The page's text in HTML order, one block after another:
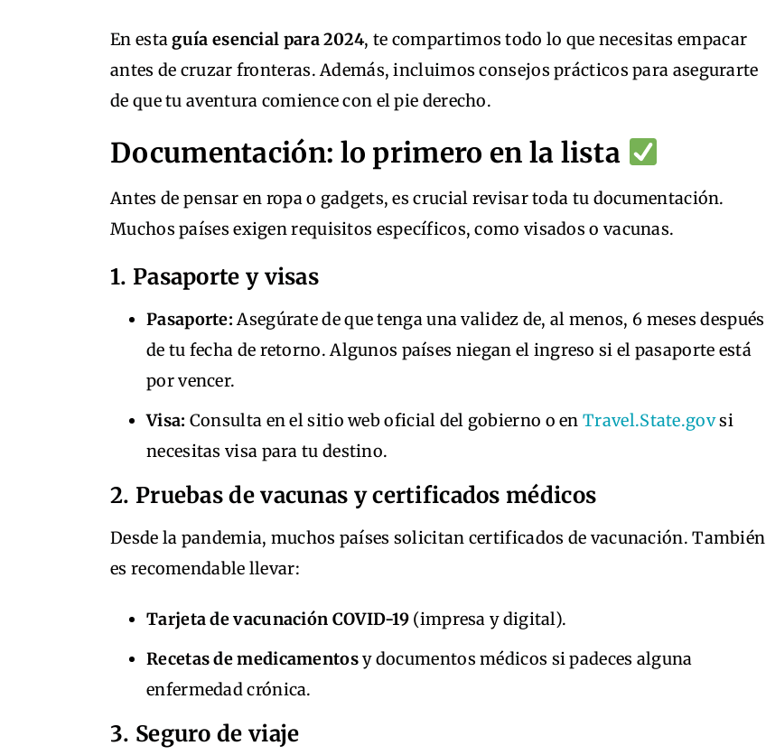
En estaguía esencial para 2024, te compartimos todo lo que necesitas empacar
antes de cruzar fronteras. Además, incluimos consejos prácticos para asegurarte
de que tu aventura comience con el pie derecho.
Documentación: lo primero en la lista
Antes de pensar en ropa o gadgets, es crucial revisar toda tu documentación.
Muchos países exigen requisitos específicos, como visados o vacunas.
1. Pasaporte y visas
Pasaporte:Asegúrate de que tenga una validez de, al menos, 6 meses después
de tu fecha de retorno. Algunos países niegan el ingreso si el pasaporte está
por vencer.
Visa: Consulta en el sitio web oficial del gobierno o enTravel.State.govsi
necesitas visa para tu destino.
2. Pruebas de vacunas y certificados médicos
Desde la pandemia, muchos países solicitan certificados de vacunación. También
es recomendable llevar:
Tarjeta de vacunación COVID-19 (impresa y digital).
Recetas de medicamentosy documentos médicos si padeces alguna
enfermedad crónica.
3. Seguro de viaje